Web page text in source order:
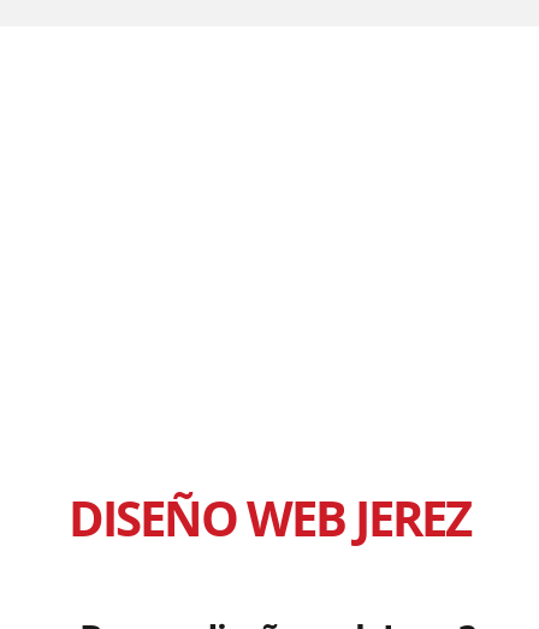
DISEÑO WEB JEREZ